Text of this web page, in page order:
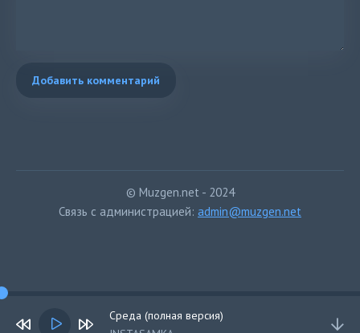
Добавить комментарий
© Muzgen.net - 2024
Связь с администрацией: admin@muzgen.net
Среда (полная версия)